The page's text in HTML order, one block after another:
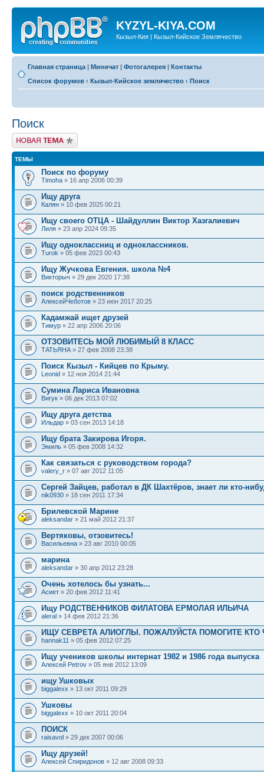
KYZYL-KIYA.COM
Кызыл-Кия | Кызыл-Кийское Землячество
Главная страница | Миничат | Фотогалерея | Контакты
Список форумов ‹ Кызыл-Кийское землячество ‹ Поиск
Поиск
Новая тема
ТЕМЫ
Поиск по форуму
Timoha » 16 апр 2006 00:39
Ищу друга
Калян » 10 фев 2025 00:21
Ищу своего ОТЦА - Шайдуллин Виктор Хазгалиевич
Лиля » 23 апр 2024 09:35
Ищу одноклассниц и одноклассников.
Turok » 05 фев 2023 00:43
Ищу Жучкова Евгения. школа №4
Викторыч » 29 дек 2020 17:38
поиск родственников
АлексейЧеботов » 23 июн 2017 20:25
Кадамжай ищет друзей
Тимур » 22 апр 2006 20:06
ОТЗОВИТЕCЬ МОЙ ЛЮБИМЫЙ 8 КЛАСС
TАТЬЯНА » 27 фев 2008 23:38
Поиск Кызыл - Кийцев по Крыму.
Leonid » 12 ноя 2014 21:44
Сумина Лариса Ивановна
Вигук » 06 дек 2013 07:02
Ищу друга детства
Ильдар » 03 сен 2013 14:18
Ищу брата Закирова Игоря.
Эмиль » 05 фев 2008 14:32
Как связаться с руководством города?
valery_r » 07 авг 2012 11:05
Сергей Зайцев, работал в ДК Шахтёров, знает ли кто-
nik0930 » 18 сен 2011 17:34
Брилевской Марине
aleksandar » 21 май 2012 21:37
Вертяковы, отзовитесь!
Васильевна » 23 авг 2010 00:05
марина
aleksandar » 30 апр 2012 23:28
Очень хотелось бы узнать...
Асиет » 20 фев 2012 11:41
Ищу РОДСТВЕННИКОВ ФИЛАТОВА ЕРМОЛАЯ ИЛЬИЧА
aleral » 14 фев 2012 21:36
ИЩУ СЕВРЕТА АЛИОГЛЫ. ПОЖАЛУЙСТА ПОМОГИТЕ КТО
hannak11 » 05 фев 2012 07:25
Ищу учеников школы интернат 1982 и 1986 года выпуска
Алексей Petrov » 05 янв 2012 13:09
ищу Ушковых
biggalexx » 13 окт 2011 09:29
Ушковы
biggalexx » 10 окт 2011 20:04
ПОИСК
raisavol » 29 дек 2007 00:06
Ищу друзей!
Алексей Спиридонов » 12 авг 2008 09:33